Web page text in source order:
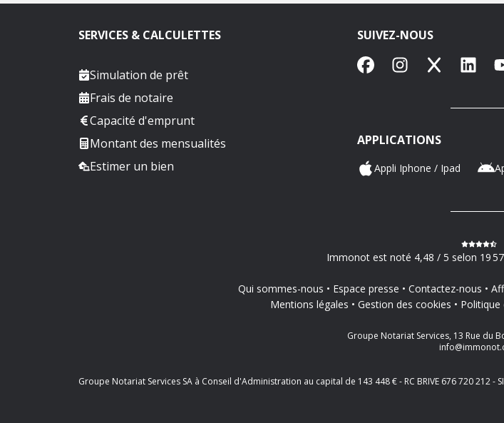
SERVICES & CALCULETTES
Simulation de prêt
Frais de notaire
Capacité d'emprunt
Montant des mensualités
Estimer un bien
SUIVEZ-NOUS
FacebookInstagram
X
APPLICATIONS
Appli Iphone / Ipad
Immonot est noté 4,48 / 5 selon 19
Qui sommes-nous Espace presse Contactez-nous
Mentions légales
Gestion des cookies
Groupe Notariat Services, 13 Rue du
Groupe Notariat Services SA à Conseil d'Administration au capital de 143 448 € - RC BRIVE 676 720 212 -